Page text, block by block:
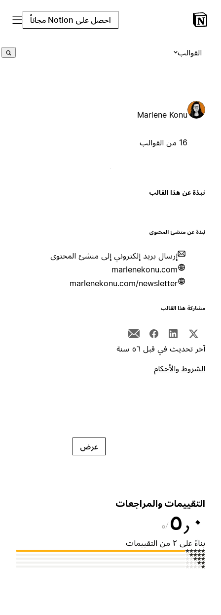
احصل على Notion مجاناً
القوالب
Marlene Konu
عن هذا القالب
عن منشئ المحتوى
إرسال بريد إلكتروني إلى منشئ المحتوى
marlenekonu.com
marlenekonu.com/newsletter
هذا القالب
تحديث في قبل ٥٦ سنة
والأحكام
عرض
والمراجعات
٥
على ٢ من التقييمات